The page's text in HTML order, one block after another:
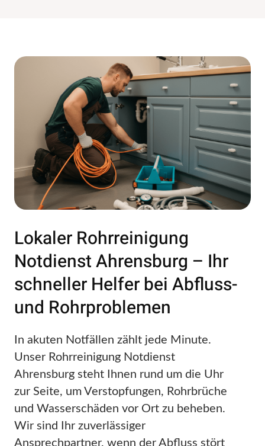
Lokaler Rohrreinigung
Notdienst Ahrensburg – Ihr
schneller Helfer bei Abfluss-
und Rohrproblemen
In akuten Notfällen zählt jede Minute.
Unser Rohrreinigung Notdienst
Ahrensburg steht Ihnen rund um die Uhr
zur Seite, um Verstopfungen, Rohrbrüche
und Wasserschäden vor Ort zu beheben.
Wir sind Ihr zuverlässiger
Ansprechpartner, wenn der Abfluss stört